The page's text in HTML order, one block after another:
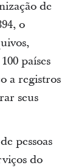
de
o
países
a registros
seus
pessoas
do